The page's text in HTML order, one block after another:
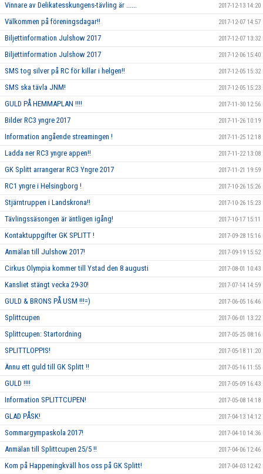
Vinnare av Delikatesskungens-tävling är ...... 2017-12-13 14:20
Välkommen på föreningsdagar!! 2017-12-07 14:57
Biljettinformation Julshow 2017 2017-12-07 13:32
Biljettinformation Julshow 2017 2017-12-06 15:40
SMS tog silver på RC för killar i helgen!! 2017-12-05 15:32
SMS ska tävla JNM! 2017-12-05 15:23
GULD PÅ HEMMAPLAN !!!! 2017-11-30 12:56
Bilder RC3 yngre 2017 2017-11-26 10:19
Information angående streamingen ! 2017-11-25 12:18
Ladda ner RC3 yngre appen!! 2017-11-22 13:08
GK Splitt arrangerar RC3 Yngre 2017 2017-11-21 19:59
RC1 yngre i Helsingborg ! 2017-10-26 15:26
Stjärntruppen i Landskrona!! 2017-10-26 15:23
Tävlingssäsongen är äntligen igång! 2017-10-17 15:11
Kontaktuppgifter GK SPLITT ! 2017-09-28 15:16
Anmälan till Julshow 2017! 2017-09-19 15:52
Cirkus Olympia kommer till Ystad den 8 augusti 2017-08-01 10:43
Kansliet stängt vecka 29-30! 2017-07-14 14:59
GULD & BRONS PÅ USM !!!=) 2017-06-05 16:46
Splittcupen 2017-06-01 13:22
Splittcupen: Startordning 2017-05-25 08:16
SPLITTLOPPIS! 2017-05-18 11:20
Ännu ett guld till GK Splitt !! 2017-05-16 11:55
GULD !!!! 2017-05-09 16:43
Information SPLITTCUPEN! 2017-05-08 14:18
GLAD PÅSK! 2017-04-13 14:12
Sommargympaskola 2017! 2017-04-10 14:36
Anmälan till Splittcupen 25/5 !! 2017-04-06 12:46
Kom på Happeningkväll hos oss på GK Splitt! 2017-04-03 12:42